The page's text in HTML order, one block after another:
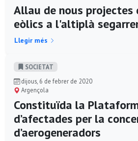
Allau de nous projectes
eòlics a l'altiplà
Llegir més
SOCIETAT
dijous, 6 de febrer de 2020
Argençola
Constituïda la
d’afectades per la
d’aerogeneradors